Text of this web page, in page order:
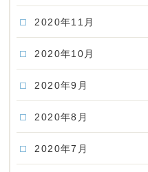
2020年11月
2020年10月
2020年9月
2020年8月
2020年7月